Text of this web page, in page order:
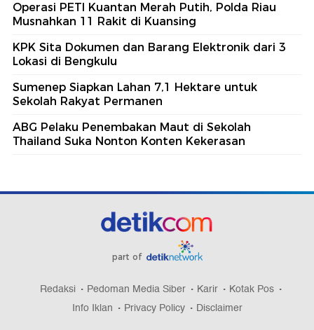
Operasi PETI Kuantan Merah Putih, Polda Riau
Musnahkan 11 Rakit di Kuansing
KPK Sita Dokumen dan Barang Elektronik dari 3
Lokasi di Bengkulu
Sumenep Siapkan Lahan 7,1 Hektare untuk
Sekolah Rakyat Permanen
ABG Pelaku Penembakan Maut di Sekolah
Thailand Suka Nonton Konten Kekerasan
part of
Redaksi Pedoman Media Siber Karir
Kotak Pos
Info Iklan
Privacy Policy Disclaimer